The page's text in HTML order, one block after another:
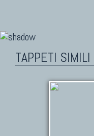
TAPPETI SIMILI